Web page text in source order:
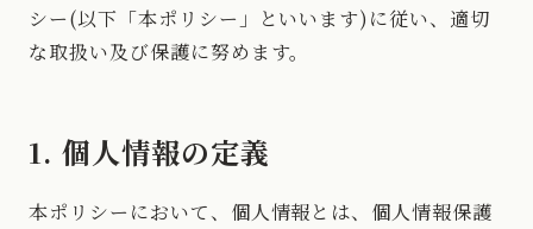
シー(以下「本ポリシー」といいます)に従い、適切
な取扱い及び保護に努めます。
1. 個人情報の定義
本ポリシーにおいて、個人情報とは、個人情報保護